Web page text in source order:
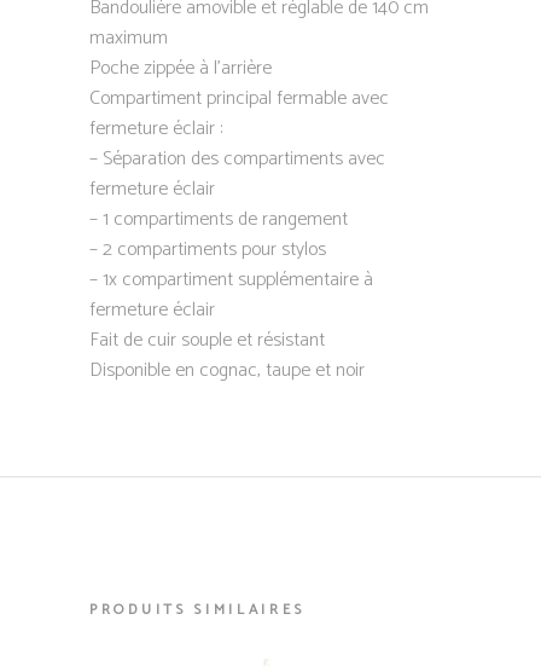
Bandoulière amovible et réglable de 140 cm
maximum
Poche zippée à l’arrière
Compartiment principal fermable avec
fermeture éclair :
– Séparation des compartiments avec
fermeture éclair
– 1 compartiments de rangement
– 2 compartiments pour stylos
– 1x compartiment supplémentaire à
fermeture éclair
Fait de cuir souple et résistant
Disponible en cognac, taupe et noir
PRODUITS SIMILAIRES